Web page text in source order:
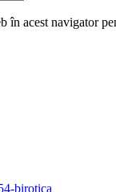
în acest navigator